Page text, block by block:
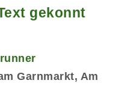
gekonnt
Garnmarkt, Am